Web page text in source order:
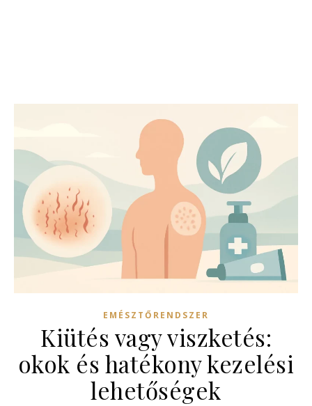
EMÉSZTŐRENDSZER
Kiütés vagy viszketés:
okok és hatékony kezelési
lehetőségek